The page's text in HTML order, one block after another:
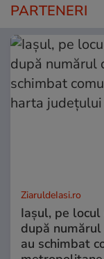
PARTENERI
ZiaruldeIasi.ro
Iașul, pe locul
după
au schimbat